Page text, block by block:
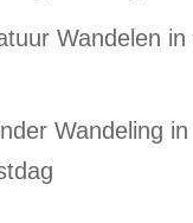
Wandelen in
Wandeling